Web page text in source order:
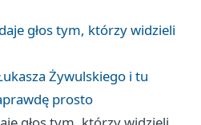
głos tym, którzy widzieli
Żywulskiego i tu
prosto